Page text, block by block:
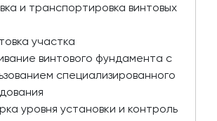
и транспортировка винтовых
участка
винтового фундамента с
специализированного
уровня установки и контроль